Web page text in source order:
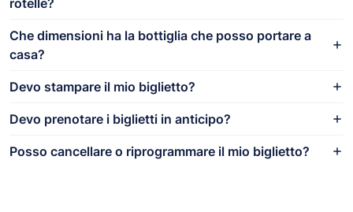
Che dimensioni ha la bottiglia che posso portare a
casa?
Devo stampare il mio biglietto?
Devo prenotare i biglietti in anticipo?
Posso cancellare o riprogrammare il mio biglietto?